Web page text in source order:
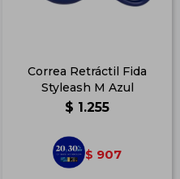
Correa Retráctil Fida
Styleash M Azul
$ 1.255
$ 907